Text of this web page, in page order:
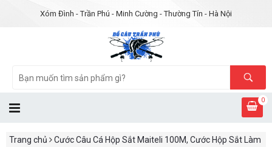
Xóm Đình - Trần Phú - Minh Cường - Thường Tín - Hà Nội
0
Trang chủ
Cước Câu Cá Hộp Sắt Maiteli 100M, Cước Hộp Sắt Làm